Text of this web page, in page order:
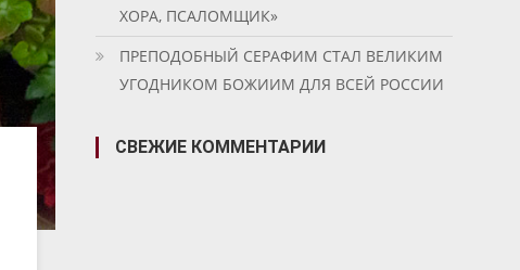
ХОРА, ПСАЛОМЩИК»
ПРЕПОДОБНЫЙ СЕРАФИМ СТАЛ ВЕЛИКИМ
УГОДНИКОМ БОЖИИМ ДЛЯ ВСЕЙ РОССИИ
СВЕЖИЕ КОММЕНТАРИИ